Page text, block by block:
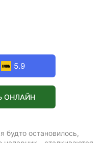
5.9
ОНЛАЙН
будто остановилось,